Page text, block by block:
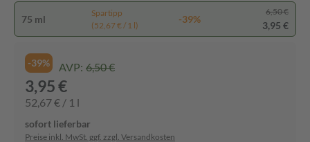
75 ml
Spartipp
(52,67 € / 1 l)
-39%
6,50 €
3,95 €
-39% AVP: 6,50 €
3,95 €
52,67 € / 1 l
sofort lieferbar
Preise inkl. MwSt. ggf. zzgl. Versandkosten